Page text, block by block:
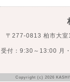
〒277-0813 柏市大
受付：9:30～13:00 月
Copyright (c) 2026